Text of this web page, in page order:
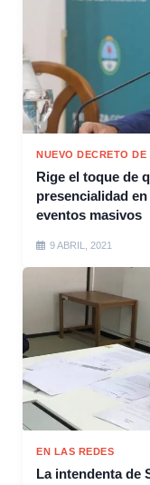
NUEVO DECRETO DE
Rige el toque de
presencialidad
eventos masivos
9 ABRIL, 2021
EN LAS REDES
La intendenta de